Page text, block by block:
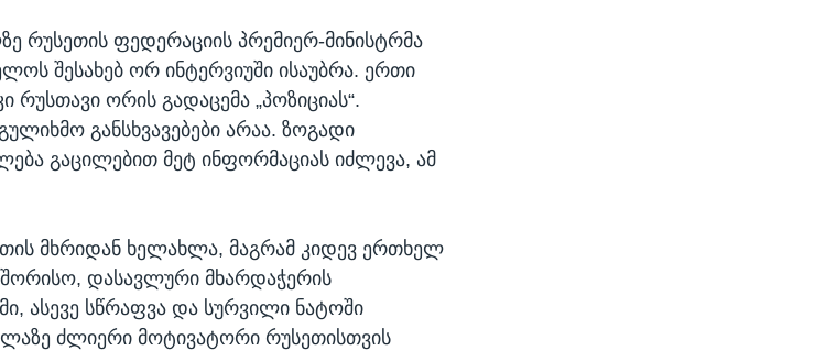
რუსეთის ფედერაციის პრემიერ-მინისტრმა
შესახებ ორ ინტერვიუში ისაუბრა. ერთი
რუსთავი ორის გადაცემა „პოზიციას“.
განსხვავებები არაა. ზოგადი
გაცილებით მეტ ინფორმაციას იძლევა, ამ
მხრიდან ხელახლა, მაგრამ კიდევ ერთხელ
დასავლური მხარდაჭერის
ასევე სწრაფვა და სურვილი ნატოში
ძლიერი მოტივატორი რუსეთისთვის